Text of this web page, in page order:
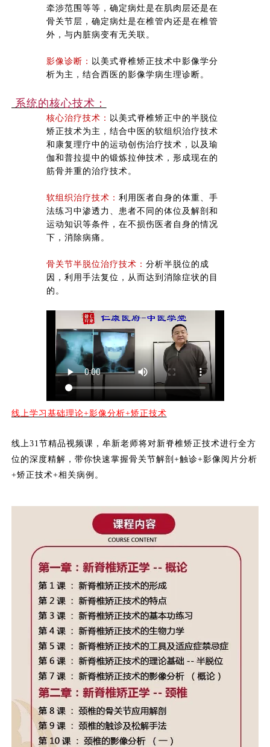
牵涉范围等等，确定病灶是在肌肉层还是在
骨关节层，确定病灶是在椎管内还是在椎管
外，与内脏病变有无关联。
影像诊断： 以美式脊椎矫正技术中影像学分
析为主，结合西医的影像学病生理诊断。
系统的核心技术：
核心治疗技术： 以美式脊椎矫正中的半脱位
矫正技术为主，结合中医的软组织治疗技术
和康复理疗中的运动创伤治疗技术，以及瑜
伽和普拉提中的锻炼拉伸技术，形成现在的
筋骨并重的治疗技术。
软组织治疗技术： 利用医者自身的体重、手
法练习中渗透力、患者不同的体位及解剖和
运动知识等条件，在不损伤医者自身的情况
下，消除病痛。
骨关节半脱位治疗技术： 分析半脱位的成
因，利用手法复位，从而达到消除症状的目
的。
线上学习基础理论+影像分析+矫正技术
线上31节精品视频课，牟新老师将对新脊椎矫正技术进行全方
位的深度精解，带你快速掌握骨关节解剖+触诊+影像阅片分析
+矫正技术+相关病例。